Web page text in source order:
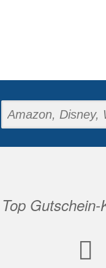
Top Gutschein-